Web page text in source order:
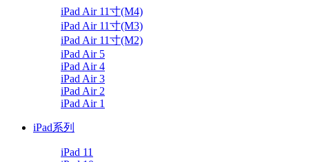
iPad Air 11寸(M4)
iPad Air 11寸(M3)
iPad Air 11寸(M2)
iPad Air 5
iPad Air 4
iPad Air 3
iPad Air 2
iPad Air 1
iPad系列
iPad 11